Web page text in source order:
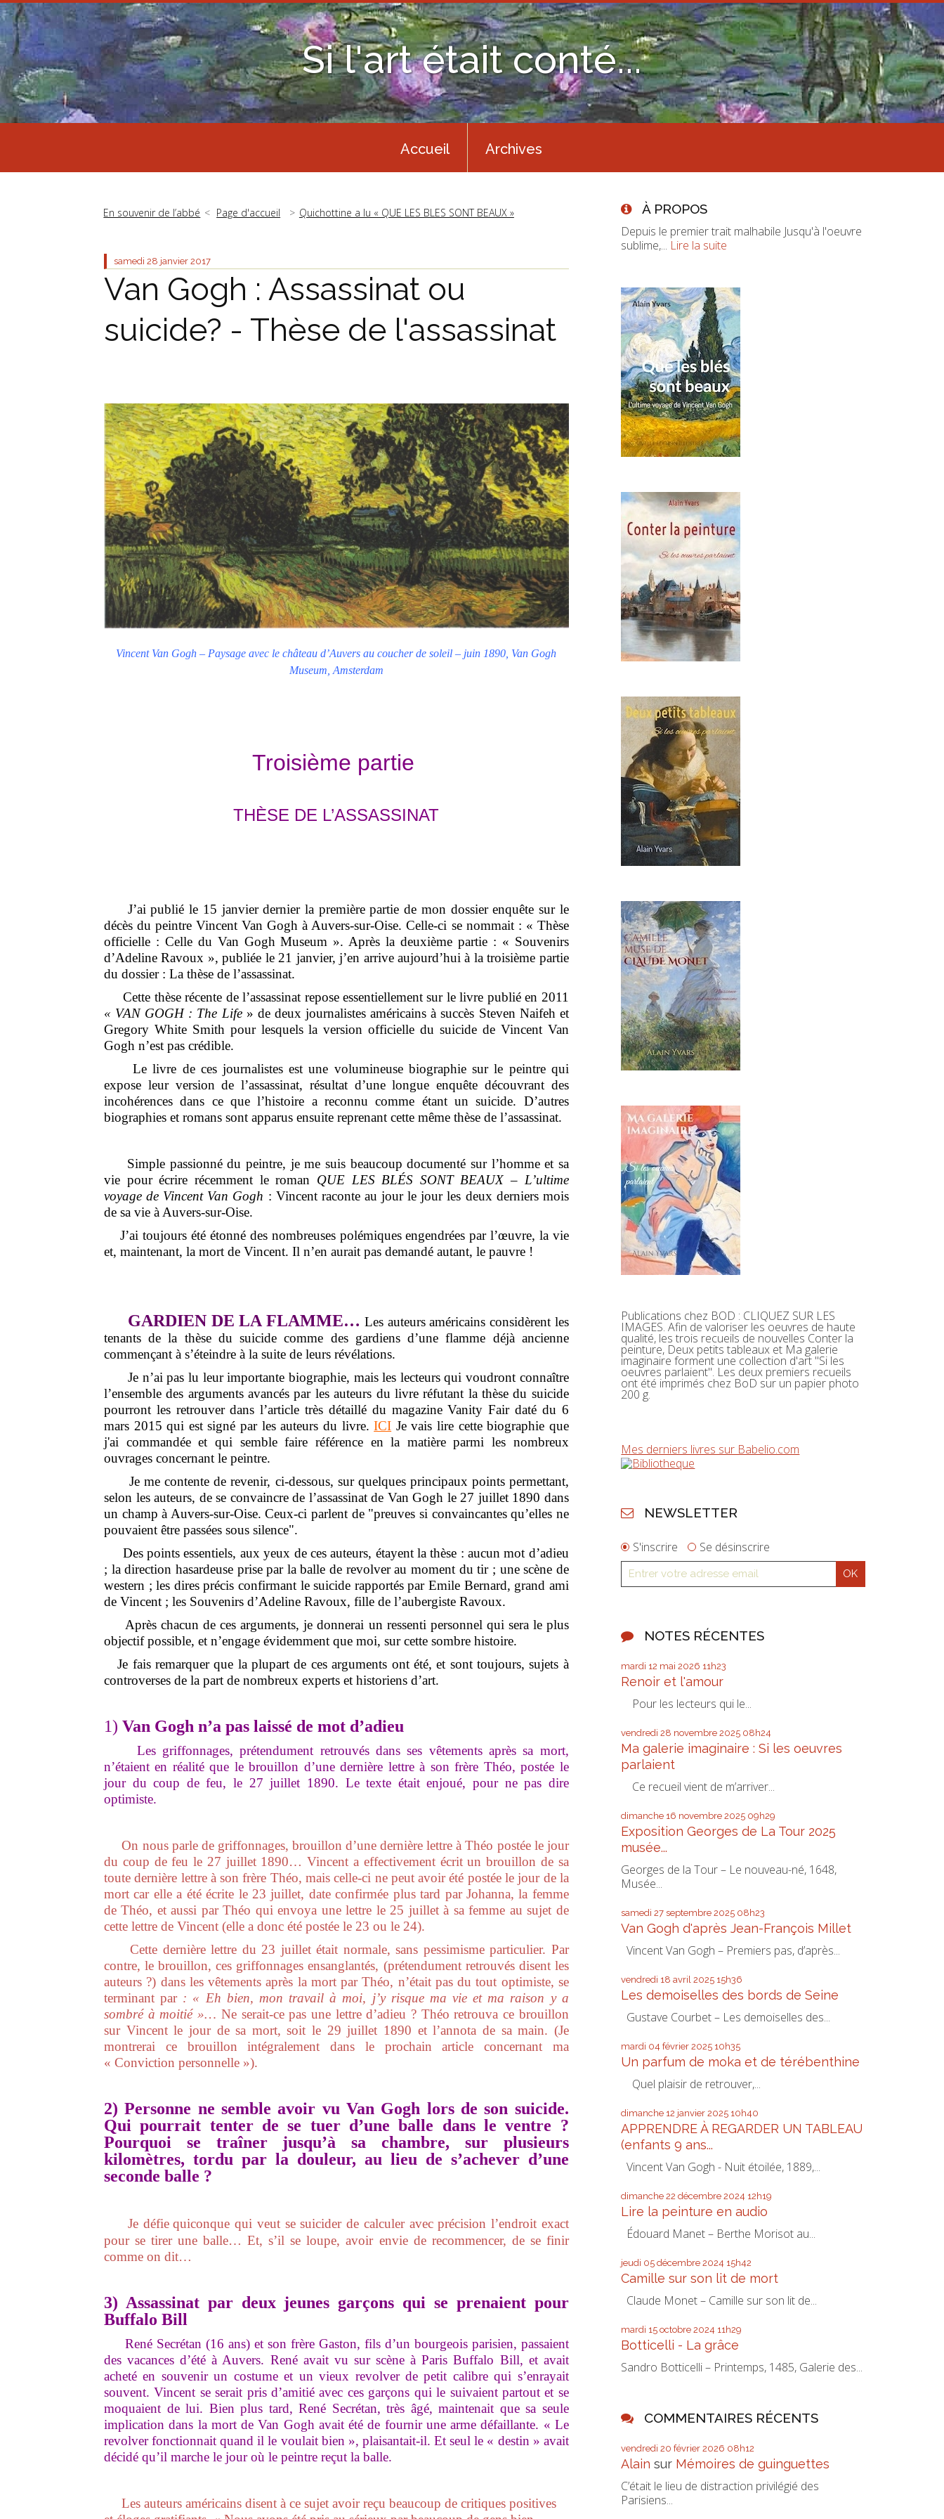
Si l'art était conté...
Accueil Archives
En souvenir de l’abbé Page d'accueil Quichottine a lu « QUE LES BLES SONT BEAUX »
samedi 28 janvier 2017
Van Gogh : Assassinat ou
suicide? - Thèse de l'assassinat
Vincent Van Gogh – Paysage avec le château d’Auvers au coucher de soleil – juin 1890, Van Gogh
Museum, Amsterdam
Troisième partie
THÈSE DE L’ASSASSINAT
J’ai publié le 15 janvier dernier la première partie de mon dossier enquête sur le
décès du peintre Vincent Van Gogh à Auvers-sur-Oise. Celle-ci se nommait : « Thèse
officielle : Celle du Van Gogh Museum ». Après la deuxième partie : « Souvenirs
d’Adeline Ravoux », publiée le 21 janvier, j’en arrive aujourd’hui à la troisième partie
du dossier : La thèse de l’assassinat.
Cette thèse récente de l’assassinat repose essentiellement sur le livre publié en 2011
« VAN GOGH : The Life» de deux journalistes américains à succès Steven Naifeh et
Gregory White Smith pour lesquels la version officielle du suicide de Vincent Van
Gogh n’est pas crédible.
Le livre de ces journalistes est une volumineuse biographie sur le peintre qui
expose leur version de l’assassinat, résultat d’une longue enquête découvrant des
incohérences dans ce que l’histoire a reconnu comme étant un suicide. D’autres
biographies et romans sont apparus ensuite reprenant cette même thèse de l’assassinat.
Simple passionné du peintre, je me suis beaucoup documenté sur l’homme et sa
vie pour écrire récemment le roman QUE LES BLÉS SONT BEAUX – L’ultime
voyage de Vincent Van Gogh : Vincent raconte au jour le jour les deux derniers mois
de sa vie à Auvers-sur-Oise.
J’ai toujours été étonné des nombreuses polémiques engendrées par l’œuvre, la vie
et, maintenant, la mort de Vincent. Il n’en aurait pas demandé autant, le pauvre !
GARDIEN DE LA FLAMME… Les auteurs américains considèrent les
tenants de la thèse du suicide comme des gardiens d’une flamme déjà ancienne
commençant à s’éteindre à la suite de leurs révélations.
Je n’ai pas lu leur importante biographie, mais les lecteurs qui voudront connaître
l’ensemble des arguments avancés par les auteurs du livre réfutant la thèse du suicide
pourront les retrouver dans l’article très détaillé du magazine Vanity Fair daté du 6
mars 2015 qui est signé par les auteurs du livre. ICI Je vais lire cette biographie que
j'ai commandée et qui semble faire référence en la matière parmi les nombreux
ouvrages concernant le peintre.
Je me contente de revenir, ci-dessous, sur quelques principaux points permettant,
selon les auteurs, de se convaincre de l’assassinat de Van Gogh le 27 juillet 1890 dans
un champ à Auvers-sur-Oise. Ceux-ci parlent de "preuves si convaincantes qu’elles ne
pouvaient être passées sous silence".
Des points essentiels, aux yeux de ces auteurs, étayent la thèse : aucun mot d’adieu
; la direction hasardeuse prise par la balle de revolver au moment du tir ; une scène de
western ; les dires précis confirmant le suicide rapportés par Emile Bernard, grand ami
de Vincent ; les Souvenirs d’Adeline Ravoux, fille de l’aubergiste Ravoux.
Après chacun de ces arguments, je donnerai un ressenti personnel qui sera le plus
objectif possible, et n’engage évidemment que moi, sur cette sombre histoire.
Je fais remarquer que la plupart de ces arguments ont été, et sont toujours, sujets à
controverses de la part de nombreux experts et historiens d’art.
1) Van Gogh n’a pas laissé de mot d’adieu
Les griffonnages, prétendument retrouvés dans ses vêtements après sa mort,
n’étaient en réalité que le brouillon d’une dernière lettre à son frère Théo, postée le
jour du coup de feu, le 27 juillet 1890. Le texte était enjoué, pour ne pas dire
optimiste.
On nous parle de griffonnages, brouillon d’une dernière lettre à Théo postée le jour
du coup de feu le 27 juillet 1890… Vincent a effectivement écrit un brouillon de sa
toute dernière lettre à son frère Théo, mais celle-ci ne peut avoir été postée le jour de la
mort car elle a été écrite le 23 juillet, date confirmée plus tard par Johanna, la femme
de Théo, et aussi par Théo qui envoya une lettre le 25 juillet à sa femme au sujet de
cette lettre de Vincent (elle a donc été postée le 23 ou le 24).
Cette dernière lettre du 23 juillet était normale, sans pessimisme particulier. Par
contre, le brouillon, ces griffonnages ensanglantés, (prétendument retrouvés disent les
auteurs ?) dans les vêtements après la mort par Théo, n’était pas du tout optimiste, se
terminant par : « Eh bien, mon travail à moi, j’y risque ma vie et ma raison y a
sombré à moitié »… Ne serait-ce pas une lettre d’adieu ? Théo retrouva ce brouillon
sur Vincent le jour de sa mort, soit le 29 juillet 1890 et l’annota de sa main. (Je
montrerai ce brouillon intégralement dans le prochain article concernant ma
« Conviction personnelle »).
2) Personne ne semble avoir vu Van Gogh lors de son suicide.
Qui pourrait tenter de se tuer d’une balle dans le ventre ?
Pourquoi se traîner jusqu’à sa chambre, sur plusieurs
kilomètres, tordu par la douleur, au lieu de s’achever d’une
seconde balle ?
Je défie quiconque qui veut se suicider de calculer avec précision l’endroit exact
pour se tirer une balle… Et, s’il se loupe, avoir envie de recommencer, de se finir
comme on dit…
3) Assassinat par deux jeunes garçons qui se prenaient pour
Buffalo Bill
René Secrétan (16 ans) et son frère Gaston, fils d’un bourgeois parisien, passaient
des vacances d’été à Auvers. René avait vu sur scène à Paris Buffalo Bill, et avait
acheté en souvenir un costume et un vieux revolver de petit calibre qui s’enrayait
souvent. Vincent se serait pris d’amitié avec ces garçons qui le suivaient partout et se
moquaient de lui. Bien plus tard, René Secrétan, très âgé, maintenait que sa seule
implication dans la mort de Van Gogh avait été de fournir une arme défaillante. « Le
revolver fonctionnait quand il le voulait bien », plaisantait-il. Et seul le « destin » avait
décidé qu’il marche le jour où le peintre reçut la balle.
Les auteurs américains disent à ce sujet avoir reçu beaucoup de critiques positives
À PROPOS
Depuis le premier trait malhabile Jusqu'à l'oeuvre
sublime,... Lire la suite
Publications chez BOD : CLIQUEZ SUR LES
IMAGES. Afin de valoriser les oeuvres de haute
qualité, les trois recueils de nouvelles Conter la
peinture, Deux petits tableaux et Ma galerie
imaginaire forment une collection d'art "Si les
oeuvres parlaient". Les deux premiers recueils
ont été imprimés chez BoD sur un papier photo
200 g.
Mes derniers livres sur Babelio.com
NEWSLETTER
S'inscrire Se désinscrire
NOTES RÉCENTES
mardi 12 mai 2026 11h23
Renoir et l'amour
Pour les lecteurs qui le...
vendredi 28 novembre 2025 08h24
Ma galerie imaginaire : Si les oeuvres
parlaient
Ce recueil vient de m’arriver...
dimanche 16 novembre 2025 09h29
Exposition Georges de La Tour 2025
musée...
Georges de la Tour – Le nouveau-né, 1648,
Musée...
samedi 27 septembre 2025 08h23
Van Gogh d'après Jean-François Millet
Vincent Van Gogh – Premiers pas, d’après...
vendredi 18 avril 2025 15h36
Les demoiselles des bords de Seine
Gustave Courbet – Les demoiselles des...
mardi 04 février 2025 10h35
Un parfum de moka et de térébenthine
Quel plaisir de retrouver,...
dimanche 12 janvier 2025 10h40
APPRENDRE À REGARDER UN TABLEAU
(enfants 9 ans...
Vincent Van Gogh - Nuit étoilée, 1889,...
dimanche 22 décembre 2024 12h19
Lire la peinture en audio
Édouard Manet – Berthe Morisot au...
jeudi 05 décembre 2024 15h42
Camille sur son lit de mort
Claude Monet – Camille sur son lit de...
mardi 15 octobre 2024 11h29
Botticelli - La grâce
Sandro Botticelli – Printemps, 1485, Galerie des...
COMMENTAIRES RÉCENTS
vendredi 20 février 2026 08h12
Alain sur Mémoires de guinguettes
C’était le lieu de distraction privilégié des
Parisiens...